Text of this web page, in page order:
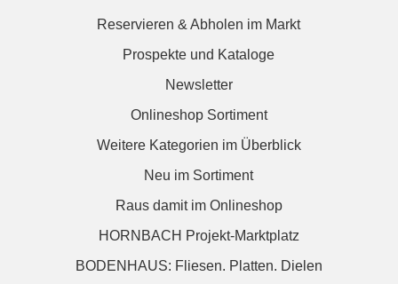
Reservieren & Abholen im Markt
Prospekte und Kataloge
Newsletter
Onlineshop Sortiment
Weitere Kategorien im Überblick
Neu im Sortiment
Raus damit im Onlineshop
HORNBACH Projekt-Marktplatz
BODENHAUS: Fliesen. Platten. Dielen